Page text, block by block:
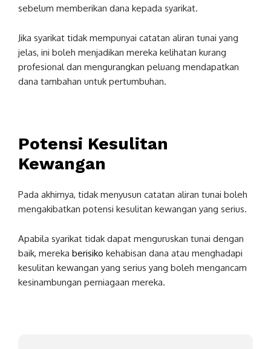
sebelum memberikan dana kepada syarikat.
Jika syarikat tidak mempunyai catatan aliran tunai yang
jelas, ini boleh menjadikan mereka kelihatan kurang
profesional dan mengurangkan peluang mendapatkan
dana tambahan untuk pertumbuhan.
Potensi Kesulitan
Kewangan
Pada akhirnya, tidak menyusun catatan aliran tunai boleh
mengakibatkan potensi kesulitan kewangan yang serius.
Apabila syarikat tidak dapat menguruskan tunai dengan
baik, mereka berisiko kehabisan dana atau menghadapi
kesulitan kewangan yang serius yang boleh mengancam
kesinambungan perniagaan mereka.